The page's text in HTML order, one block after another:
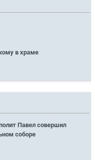
в храме
Павел совершил
соборе